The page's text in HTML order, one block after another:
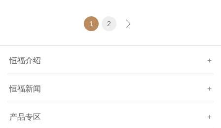
1 2
恒福介绍 +
恒福新闻 +
产品专区 +